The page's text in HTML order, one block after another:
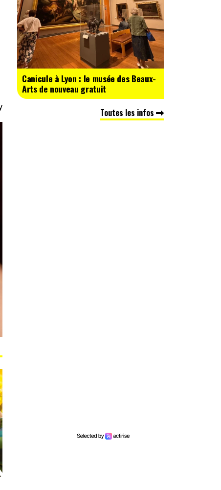
Canicule à Lyon : le musée des Beaux-
Arts de nouveau gratuit
Toutes les infos